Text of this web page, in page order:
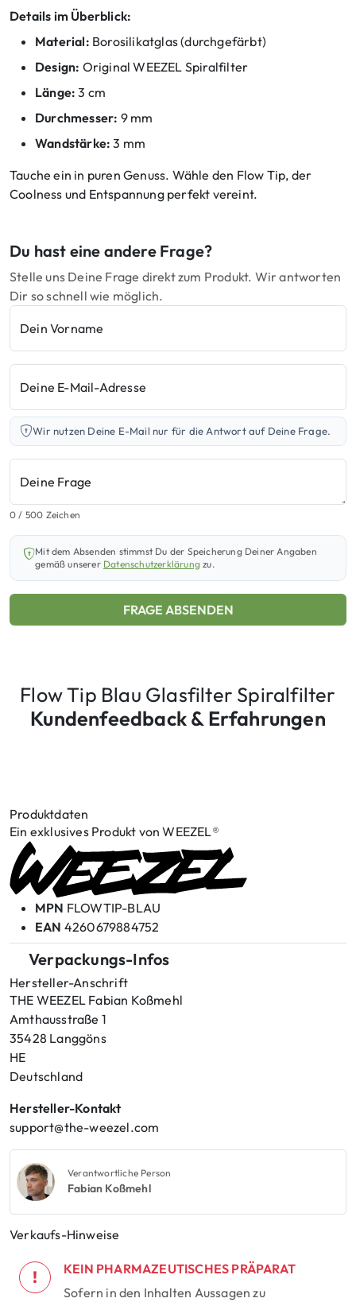
Details im Überblick:
Material: Borosilikatglas (durchgefärbt)
Design: Original WEEZEL Spiralfilter
Länge: 3 cm
Durchmesser: 9 mm
Wandstärke: 3 mm
Tauche ein in puren Genuss. Wähle den Flow Tip, der
Coolness und Entspannung perfekt vereint.
Du hast eine andere Frage?
Stelle uns Deine Frage direkt zum Produkt. Wir antworten
Dir so schnell wie möglich.
Dein Vorname
Deine E-Mail-Adresse
Wir nutzen Deine E-Mail nur für die Antwort auf Deine Frage.
Deine Frage
0 / 500 Zeichen
Mit dem Absenden stimmst Du der Speicherung Deiner Angaben
gemäß unserer Datenschutzerklärung zu.
FRAGE ABSENDEN
Flow Tip Blau Glasfilter Spiralfilter
Kundenfeedback & Erfahrungen
Produktdaten
Ein exklusives Produkt von WEEZEL®
MPN FLOWTIP-BLAU
EAN 4260679884752
Verpackungs-Infos
Hersteller-Anschrift
THE WEEZEL Fabian Koßmehl
Amthausstraße 1
35428 Langgöns
HE
Deutschland
Hersteller-Kontakt
support@the-weezel.com
Verantwortliche Person
Fabian Koßmehl
Verkaufs-Hinweise
!
KEIN PHARMAZEUTISCHES PRÄPARAT
Sofern in den Inhalten Aussagen zu